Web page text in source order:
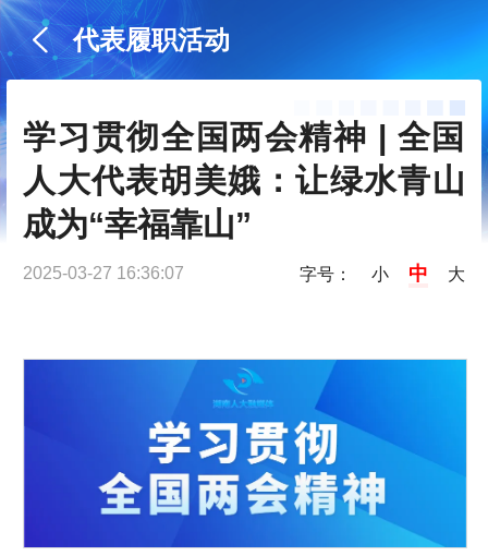
代表履职活动
学习贯彻全国两会精神 | 全国
人大代表胡美娥：让绿水青山
成为“幸福靠山”
2025-03-27 16:36:07 字号： 小 中 大